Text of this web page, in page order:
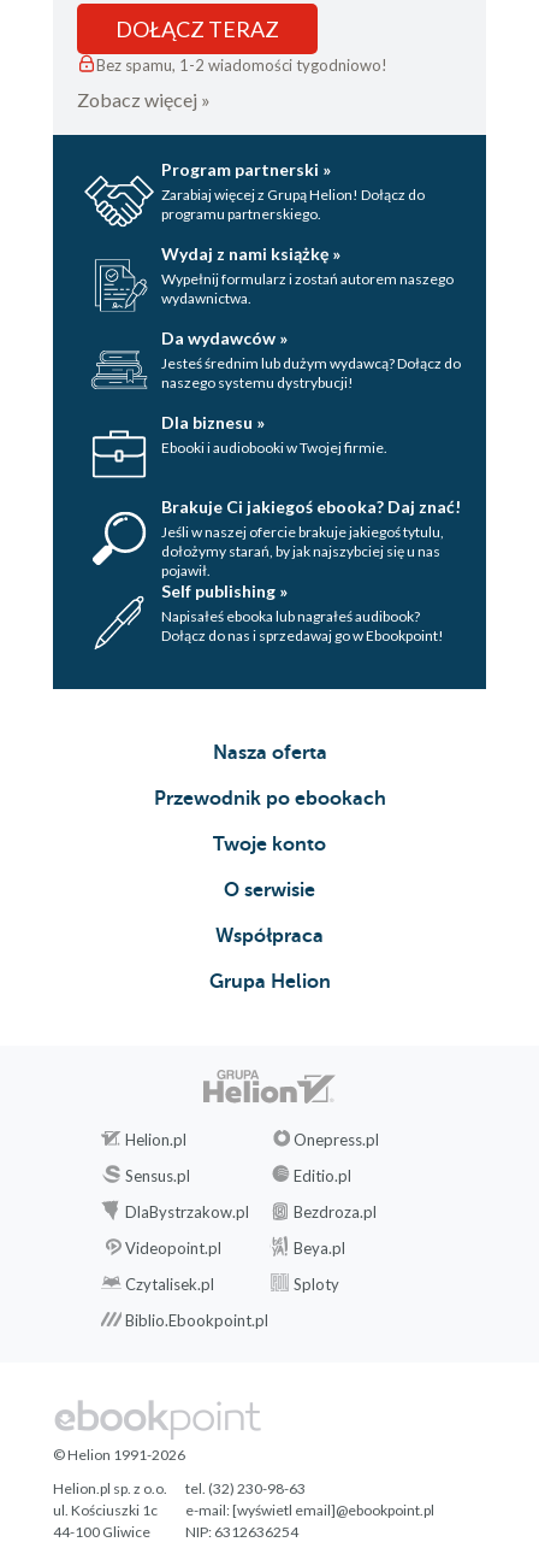
DOŁĄCZ TERAZ
Bez spamu, 1-2 wiadomości tygodniowo!
Zobacz więcej »
Program partnerski »
Zarabiaj więcej z Grupą Helion! Dołącz do
programu partnerskiego.
Wydaj z nami książkę »
Wypełnij formularz i zostań autorem naszego
wydawnictwa.
Da wydawców »
Jesteś średnim lub dużym wydawcą? Dołącz do
naszego systemu dystrybucji!
Dla biznesu »
Ebooki i audiobooki w Twojej firmie.
Brakuje Ci jakiegoś ebooka? Daj znać!
Jeśli w naszej ofercie brakuje jakiegoś tytulu,
dołożymy starań, by jak najszybciej się u nas
pojawił.
Self publishing »
Napisałeś ebooka lub nagrałeś audibook?
Dołącz do nas i sprzedawaj go w Ebookpoint!
Nasza oferta
Przewodnik po ebookach
Twoje konto
O serwisie
Współpraca
Grupa Helion
Helion.pl
Onepress.pl
Sensus.pl
Editio.pl
DlaBystrzakow.pl
Bezdroza.pl
Videopoint.pl
Beya.pl
Czytalisek.pl
Sploty
Biblio.Ebookpoint.pl
© Helion 1991-2026
Helion.pl sp. z o.o.
ul. Kościuszki 1c
44-100 Gliwice
tel. (32) 230-98-63
e-mail:[wyświetl email]@ebookpoint.pl
NIP: 6312636254